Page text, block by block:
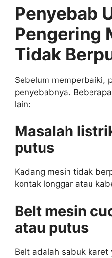
Penyebab
Pengering
Tidak
Sebelum memperbaiki,
penyebabnya.
lain:
Masalah
putus
Kadang mesin tidak
kontak longgar atau
Belt mesin
atau putus
Belt adalah sabuk karet